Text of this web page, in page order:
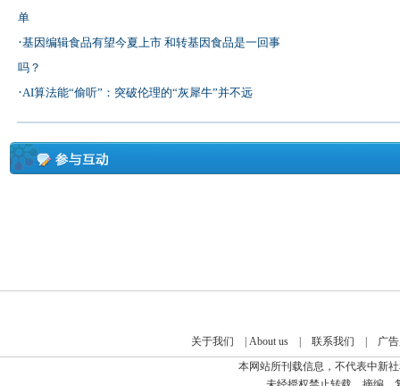
单
·基因编辑食品有望今夏上市 和转基因食品是一回事
吗？
·AI算法能“偷听”：突破伦理的“灰犀牛”并不远
关于我们 | About us| 联系我们 |
广
本网站所刊载信息，不代表中新